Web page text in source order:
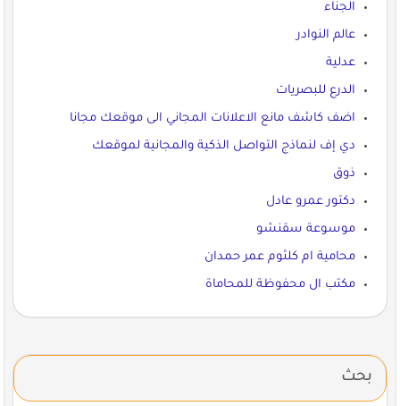
الجناء
عالم النوادر
عدلية
الدرع للبصريات
اضف كاشف مانع الاعلانات المجاني الى موقعك مجانا
دي إف لنماذج التواصل الذكية والمجانية لموقعك
ذوق
دكتور عمرو عادل
موسوعة سقنشو
محامية ام كلثوم عمر حمدان
مكتب ال محفوظة للمحاماة
بحث